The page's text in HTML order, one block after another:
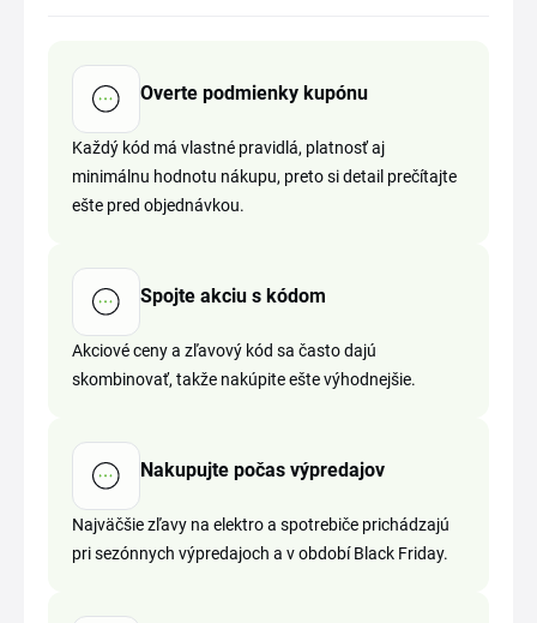
Overte podmienky kupónu
Každý kód má vlastné pravidlá, platnosť aj
minimálnu hodnotu nákupu, preto si detail prečítajte
ešte pred objednávkou.
Spojte akciu s kódom
Akciové ceny a zľavový kód sa často dajú
skombinovať, takže nakúpite ešte výhodnejšie.
Nakupujte počas výpredajov
Najväčšie zľavy na elektro a spotrebiče prichádzajú
pri sezónnych výpredajoch a v období Black Friday.